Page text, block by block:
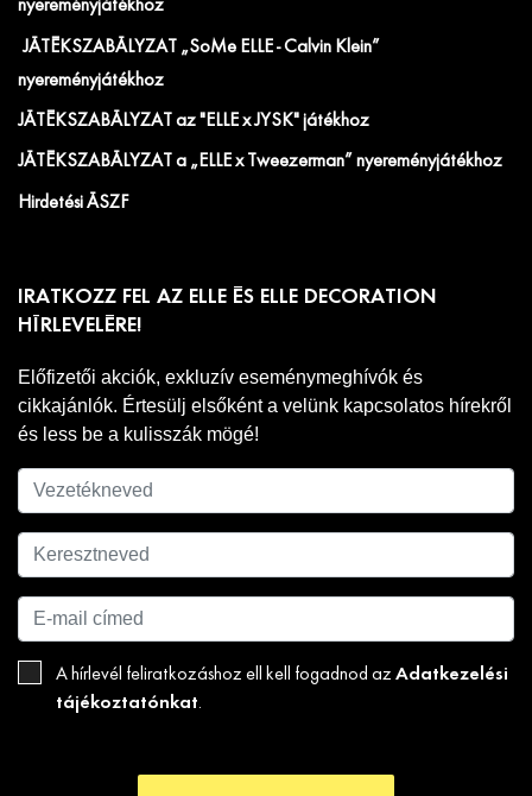
nyereményjátékhoz
JÁTÉKSZABÁLYZAT „SoMe ELLE - Calvin Klein”
nyereményjátékhoz
JÁTÉKSZABÁLYZAT az "ELLE x JYSK" játékhoz
JÁTÉKSZABÁLYZAT a „ELLE x Tweezerman” nyereményjátékhoz
Hirdetési ÁSZF
IRATKOZZ FEL AZ ELLE ÉS ELLE DECORATION
HÍRLEVELÉRE!
Előfizetői akciók, exkluzív eseménymeghívók és
cikkajánlók. Értesülj elsőként a velünk kapcsolatos hírekről
és less be a kulisszák mögé!
A hírlevél feliratkozáshoz ell kell fogadnod az Adatkezelési
tájékoztatónkat.